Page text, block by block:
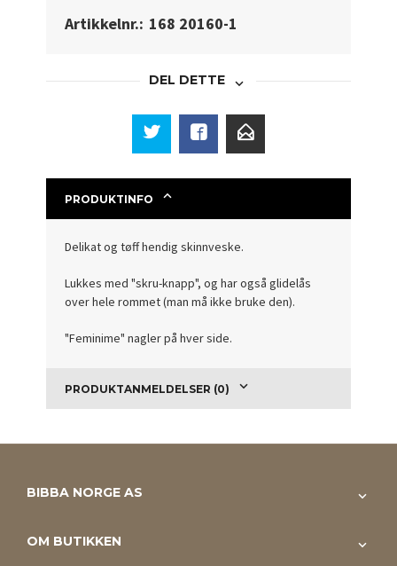
Artikkelnr.: 168 20160-1
DEL DETTE
PRODUKTINFO
Delikat og tøff hendig skinnveske.
Lukkes med "skru-knapp", og har også glidelås
over hele rommet (man må ikke bruke den).
"Feminime" nagler på hver side.
PRODUKTANMELDELSER (0)
BIBBA NORGE AS
OM BUTIKKEN